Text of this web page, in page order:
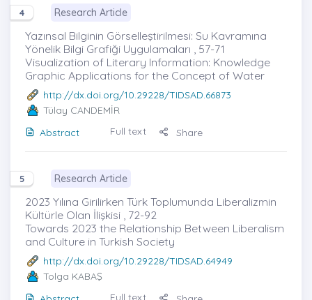
4 Research Article
Yazınsal Bilginin Görselleştirilmesi: Su Kavramına
Yönelik Bilgi Grafiği Uygulamaları , 57-71
Visualization of Literary Information: Knowledge
Graphic Applications for the Concept of Water
http://dx.doi.org/10.29228/TIDSAD.66873
Tülay CANDEMİR
Abstract
Full text Share
5 Research Article
2023 Yılına Girilirken Türk Toplumunda Liberalizmin
Kültürle Olan İlişkisi , 72-92
Towards 2023 the Relationship Between Liberalism
and Culture in Turkish Society
http://dx.doi.org/10.29228/TIDSAD.64949
Tolga KABAŞ
Full text